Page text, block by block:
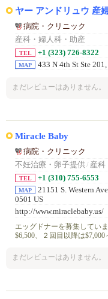
ヤー アンドリュウ 産
病院・クリニック
産科・婦人科・助産
TEL +1 (323) 726-8322
MAP 433 N 4th St Ste 201,
まだレビューはありません。
Miracle Baby
病院・クリニック
不妊治療・卵子提供/ 産科
TEL +1 (310) 755-6553
MAP 21151 S. Western
0501 US
http://www.miraclebaby.us/
エッグドナーを募集してい
$6,500、２回目以降は$7,000
まだレビューはありません。